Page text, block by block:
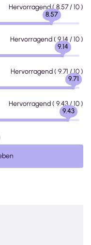
Hervorragend(8.57/ 10 )
8.57
Hervorragend( 9.14 / 10 )
9.14
Hervorragend( 9.71 / 10 )
9.71
Hervorragend( 9.43/ 10 )
9.43